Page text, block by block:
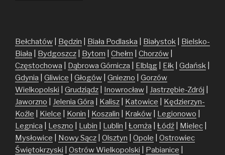
Bełchatów Będzin Biała Podlaska Białystok
Bielsko-
Biała
Bydgoszcz Bytom Chełm Chorzów
Częstochowa
Dąbrowa Górnicza Elbląg Ełk Gdańsk
Gdynia
Gliwice Głogów Gniezno
Gorzów
Wielkopolski
Grudziądz Inowrocław Jastrzębie-Zdrój
Jaworzno
Jelenia Góra Kalisz Katowice
Kędzierzyn-
Koźle
Kielce Konin Koszalin Kraków Legionowo
Legnica
Leszno Lubin Lublin Łomża Łódź Mielec
Mysłowice
Nowy Sącz Olsztyn Opole
Ostrowiec
Świętokrzyski
Ostrów Wielkopolski Pabianice